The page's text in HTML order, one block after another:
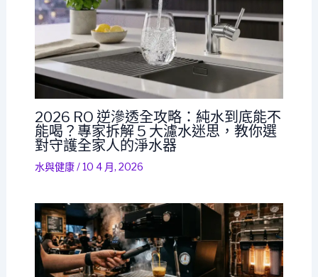
2026 RO 逆滲透全攻略：純水到底能不
能喝？專家拆解 5 大濾水迷思，教你選
對守護全家人的淨水器
水與健康/10 4 月, 2026